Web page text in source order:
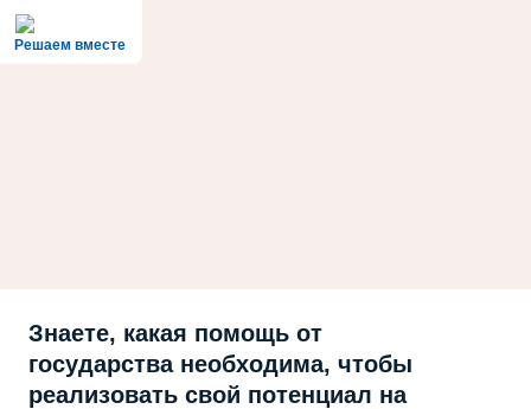
Решаем вместе
Знаете, какая помощь от
государства необходима, чтобы
реализовать свой потенциал на